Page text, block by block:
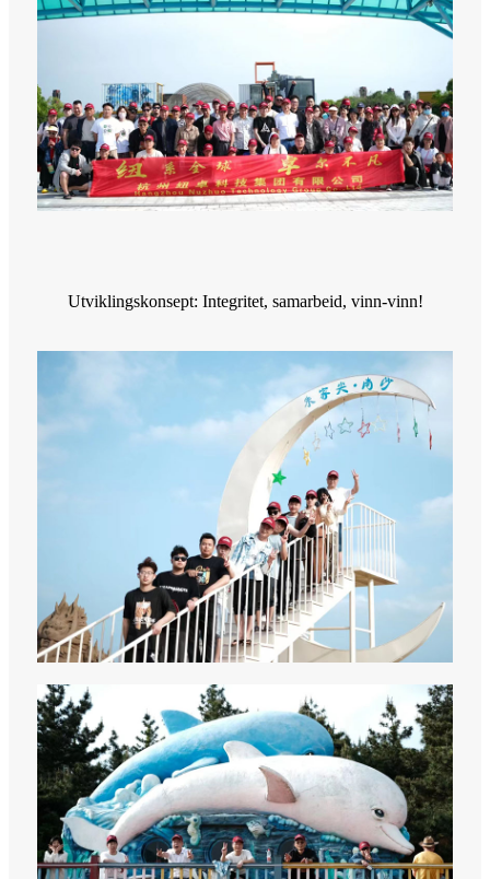
Utviklingskonsept: Integritet, samarbeid, vinn-vinn!